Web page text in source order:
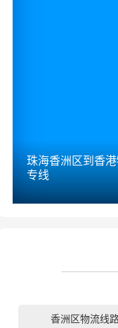
珠海香洲区到香
专线
香洲区物流线